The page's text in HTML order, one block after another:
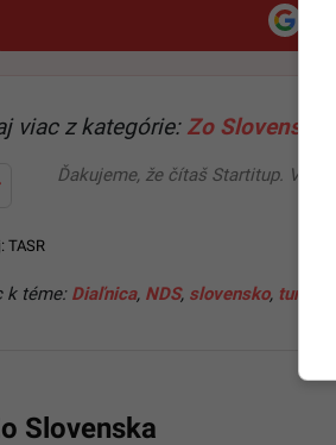
viac z kategórie: Zo Slovenska
Ďakujeme, že čítaš Startitup. V
TASR
k téme: Diaľnica, NDS, slovensko, tunel
Slovenska